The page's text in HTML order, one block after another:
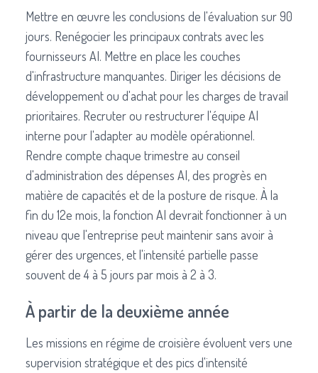
Mettre en œuvre les conclusions de l'évaluation sur 90
jours. Renégocier les principaux contrats avec les
fournisseurs AI. Mettre en place les couches
d'infrastructure manquantes. Diriger les décisions de
développement ou d'achat pour les charges de travail
prioritaires. Recruter ou restructurer l'équipe AI
interne pour l'adapter au modèle opérationnel.
Rendre compte chaque trimestre au conseil
d'administration des dépenses AI, des progrès en
matière de capacités et de la posture de risque. À la
fin du 12e mois, la fonction AI devrait fonctionner à un
niveau que l'entreprise peut maintenir sans avoir à
gérer des urgences, et l'intensité partielle passe
souvent de 4 à 5 jours par mois à 2 à 3.
À partir de la deuxième année
Les missions en régime de croisière évoluent vers une
supervision stratégique et des pics d'intensité